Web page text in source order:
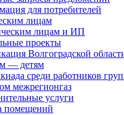
для потребителей
лицам
лицам и ИП
проекты
Волгоградской
— детям
среди работников
межрегионгаз
услуги
помещений